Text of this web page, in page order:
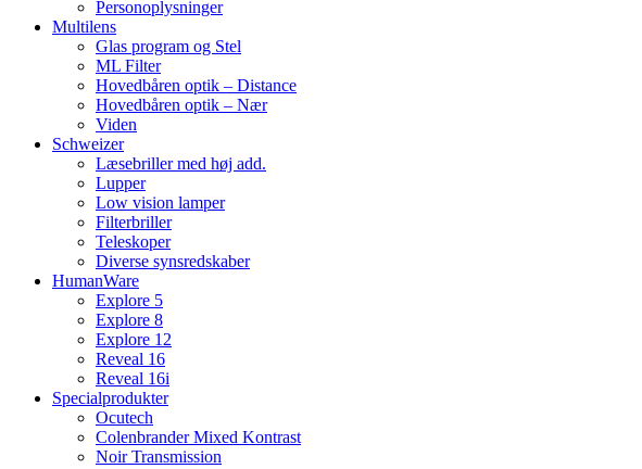
Personoplysninger
Multilens
Glas program og Stel
ML Filter
Hovedbåren optik – Distance
Hovedbåren optik – Nær
Viden
Schweizer
Læsebriller med høj add.
Lupper
Low vision lamper
Filterbriller
Teleskoper
Diverse synsredskaber
HumanWare
Explore 5
Explore 8
Explore 12
Reveal 16
Reveal 16i
Specialprodukter
Ocutech
Colenbrander Mixed Kontrast
Noir Transmission